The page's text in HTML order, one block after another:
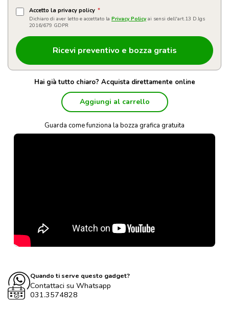
Accetto la privacy policy *
Dichiaro di aver letto e accettato la Privacy Policy ai sensi dell'art.13 D.lgs
2016/679 GDPR
Hai già tutto chiaro? Acquista direttamente online
Aggiungi al carrello
Guarda come funziona la bozza grafica gratuita
Quando ti serve questo gadget?
Contattaci su Whatsapp
031.3574828